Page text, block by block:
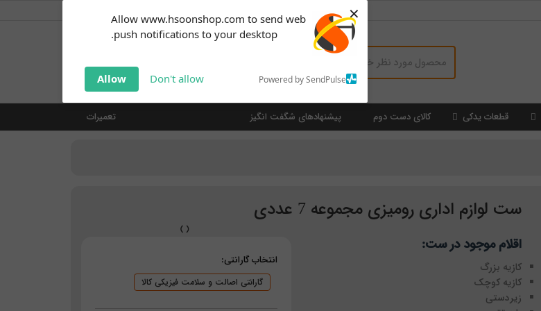
Allow www.hsoonshop.com to send web
push notifications to your desktop.
Powered by SendPulse
Don't allow
Allow
×
notifications!
Click the bell icon to enable
قطعات یدکی کالای دست دوم پیشنهادهای شگفت انگیز تعمیرات
ست لوازم اداری رومیزی مجموعه 7 عددی
اقلام موجود در ست:
کازیه بزرگ
کازیه کوچک
زیردستی
انتخاب گارانتی:
گارانتی اصالت و سلامت فیزیکی کالا